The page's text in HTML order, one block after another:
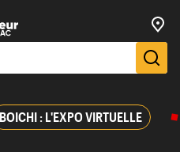
BOICHI : L'EXPO VIRTUELLE